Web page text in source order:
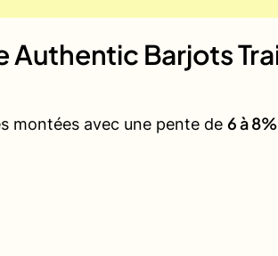
Authentic Barjots
montées avec une pente de 6 à 8%